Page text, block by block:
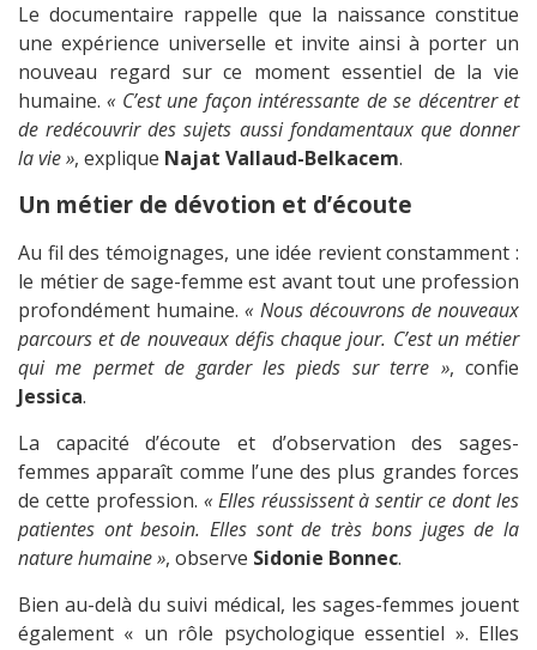
Le documentaire rappelle que la naissance constitue
une expérience universelle et invite ainsi à porter un
nouveau regard sur ce moment essentiel de la vie
humaine.« C’est une façon intéressante de se décentrer et
de redécouvrir des sujets aussi fondamentaux que donner
la vie », explique Najat Vallaud-Belkacem.
Un métier de dévotion et d’écoute
Au fil des témoignages, une idée revient constamment :
le métier de sage-femme est avant tout une profession
profondément humaine.« Nous découvrons de nouveaux
parcours et de nouveaux défis chaque jour. C’est un métier
qui me permet de garder les pieds sur terre », confie
Jessica.
La capacité d’écoute et d’observation des sages-
femmes apparaît comme l’une des plus grandes forces
de cette profession. « Elles réussissent à sentir ce dont les
patientes ont besoin. Elles sont de très bons juges de la
nature humaine », observe Sidonie Bonnec.
Bien au-delà du suivi médical, les sages-femmes jouent
également « un rôle psychologique essentiel ». Elles